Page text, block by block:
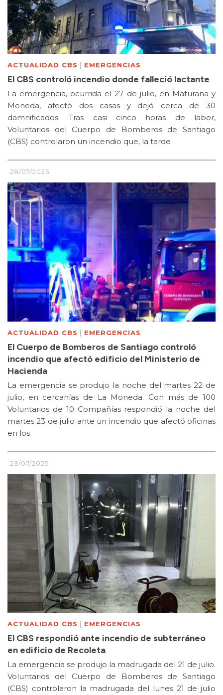
ACTUALIDAD CBS | EMERGENCIAS
El CBS controló incendio donde falleció lactante
La emergencia, ocurrida el 27 de julio, en Maturana y
Moneda, afectó dos casas y dejó cerca de 30
damnificados. Tras casi cinco horas de labor,
Voluntarios del Cuerpo de Bomberos de Santiago
(CBS) controlaron un incendio que, la tarde
28/07/2025
ACTUALIDAD CBS | EMERGENCIAS
El Cuerpo de Bomberos de Santiago controló
incendio que afectó edificio del Ministerio de
Hacienda
La emergencia se produjo la noche del martes 22 de
julio, en cercanías de La Moneda. Con más de 100
Voluntarios de 10 Compañías respondió la noche del
martes 23 de julio ante un incendio que afectó oficinas
en los
23/07/2025
ACTUALIDAD CBS | EMERGENCIAS
El CBS respondió ante incendio de subterráneo
en edificio de Recoleta
La emergencia se produjo la madrugada del 21 de julio.
Voluntarios del Cuerpo de Bomberos de Santiago
(CBS) controlaron la madrugada del lunes 21 de julio